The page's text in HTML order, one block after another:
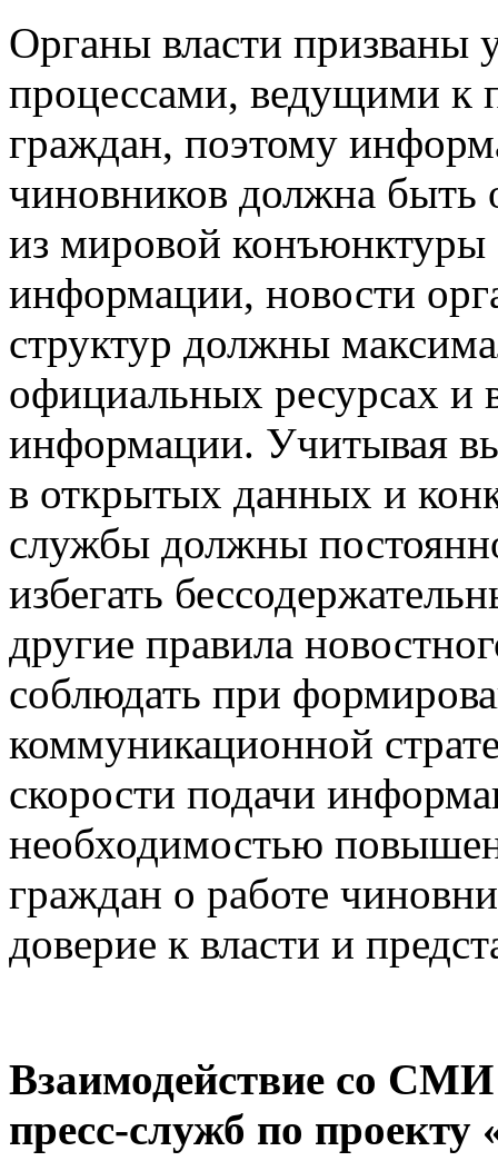
Органы власти призваны
процессами, ведущими к
граждан, поэтому
чиновников должна быть
из мировой конъюнктуры
информации, новости
структур должны
официальных ресурсах и
информации. Учитывая
в открытых данных и
службы должны
избегать
другие правила
соблюдать при
коммуникационной
скорости подачи
необходимостью
граждан о работе
доверие к власти и
Взаимодействие со СМИ
пресс-служб по